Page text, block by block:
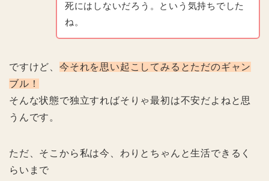
死にはしないだろう。という気持ちでした
ね。
ですけど、 今それを思い起こしてみるとただのギャン
ブル！
そんな状態で独立すればそりゃ最初は不安だよねと思
うんです。
ただ、そこから私は今、わりとちゃんと生活できるく
らいまで